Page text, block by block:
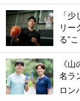
「
リー
る”
《
名ラ
ロン